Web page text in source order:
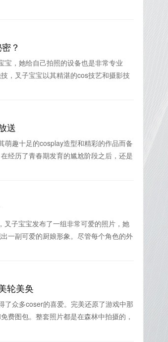
？
，她给自己拍照的设备也是非常专业
，叉子宝宝以其精湛的cos技艺和摄影技
送
萌趣十足的cosplay造型和精彩的作品而备
经历了青春期发育的尴尬阶段之后，还是
叉子宝宝发布了一组非常可爱的照片，她
一副可爱的厨娘形象。尽管每个角色的外
轮美奂
了众多coser的喜爱。完美还原了游戏中那
费图包。整套照片都是在森林中拍摄的，